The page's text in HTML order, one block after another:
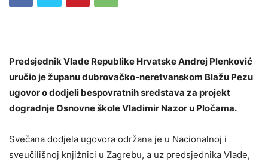
Predsjednik Vlade Republike Hrvatske Andrej Plenković
uručio je županu dubrovačko-neretvanskom Blažu Pezu
ugovor o dodjeli bespovratnih sredstava za projekt
dogradnje Osnovne škole Vladimir Nazor u Pločama.
Svečana dodjela ugovora održana je u Nacionalnoj i
sveučilišnoj knjižnici u Zagrebu, a uz predsjednika Vlade,